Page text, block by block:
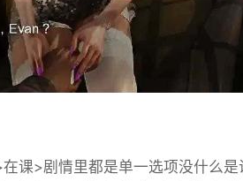
课>剧情里都是单一选项没什么是